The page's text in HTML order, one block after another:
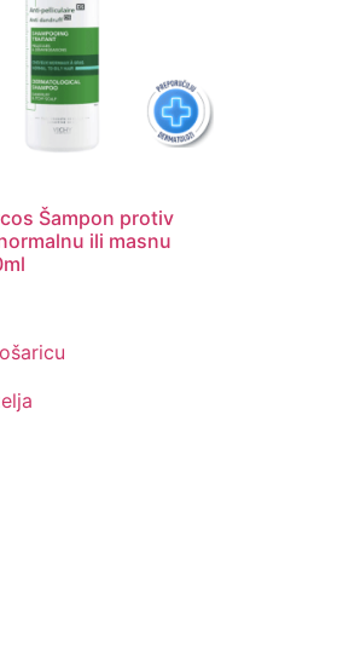
Šampon protiv
ili masnu